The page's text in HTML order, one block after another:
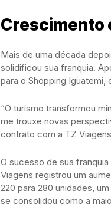
Crescimento
Mais de uma década
solidificou sua franquia.
para o Shopping
“O turismo transformou
me trouxe novas
contrato com a TZ
O sucesso de sua
Viagens registrou um
220 para 280 unidades,
se consolidou como a